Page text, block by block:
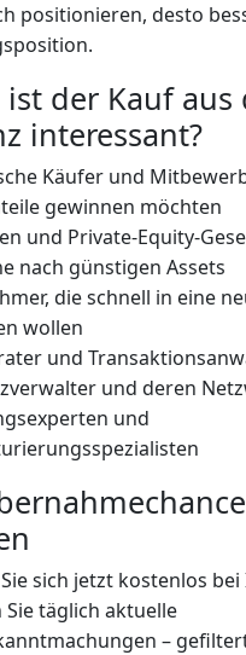
positionieren, desto
ist der Kauf aus
interessant?
Käufer und
gewinnen möchten
und Private-Equity-
nach günstigen Assets
die schnell in eine
wollen
und
und deren
und
sich jetzt kostenlos
täglich aktuelle
–